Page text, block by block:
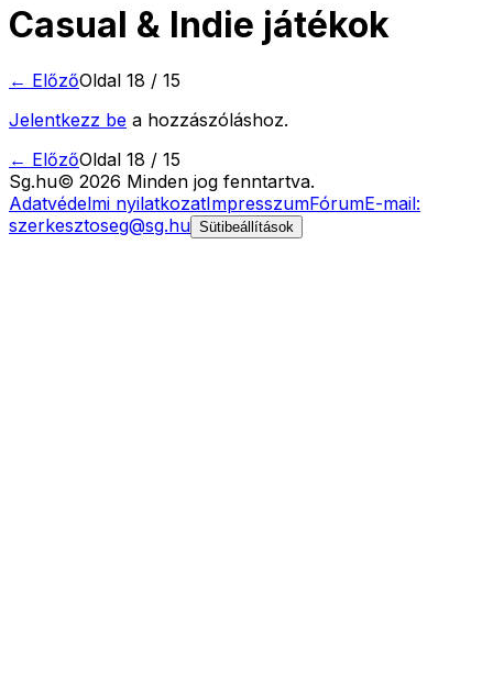
Casual & Indie játékok
← ElőzőOldal 18 / 15
Jelentkezz be a hozzászóláshoz.
← ElőzőOldal 18 / 15
Sg.hu© 2026 Minden jog fenntartva.
Adatvédelmi nyilatkozatImpresszumFórumE-mail:
szerkesztoseg@sg.hu Sütibeállítások